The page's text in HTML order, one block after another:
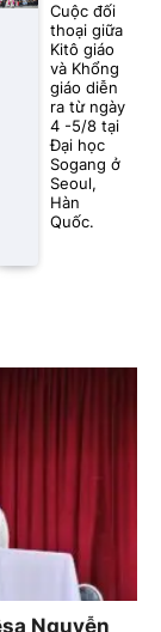
Cuộc đối
thoại giữa
Kitô giáo
và Khổng
giáo diễn
ra từ ngày
4 -5/8 tại
Đại học
Sogang ở
Seoul,
Hàn
Quốc.